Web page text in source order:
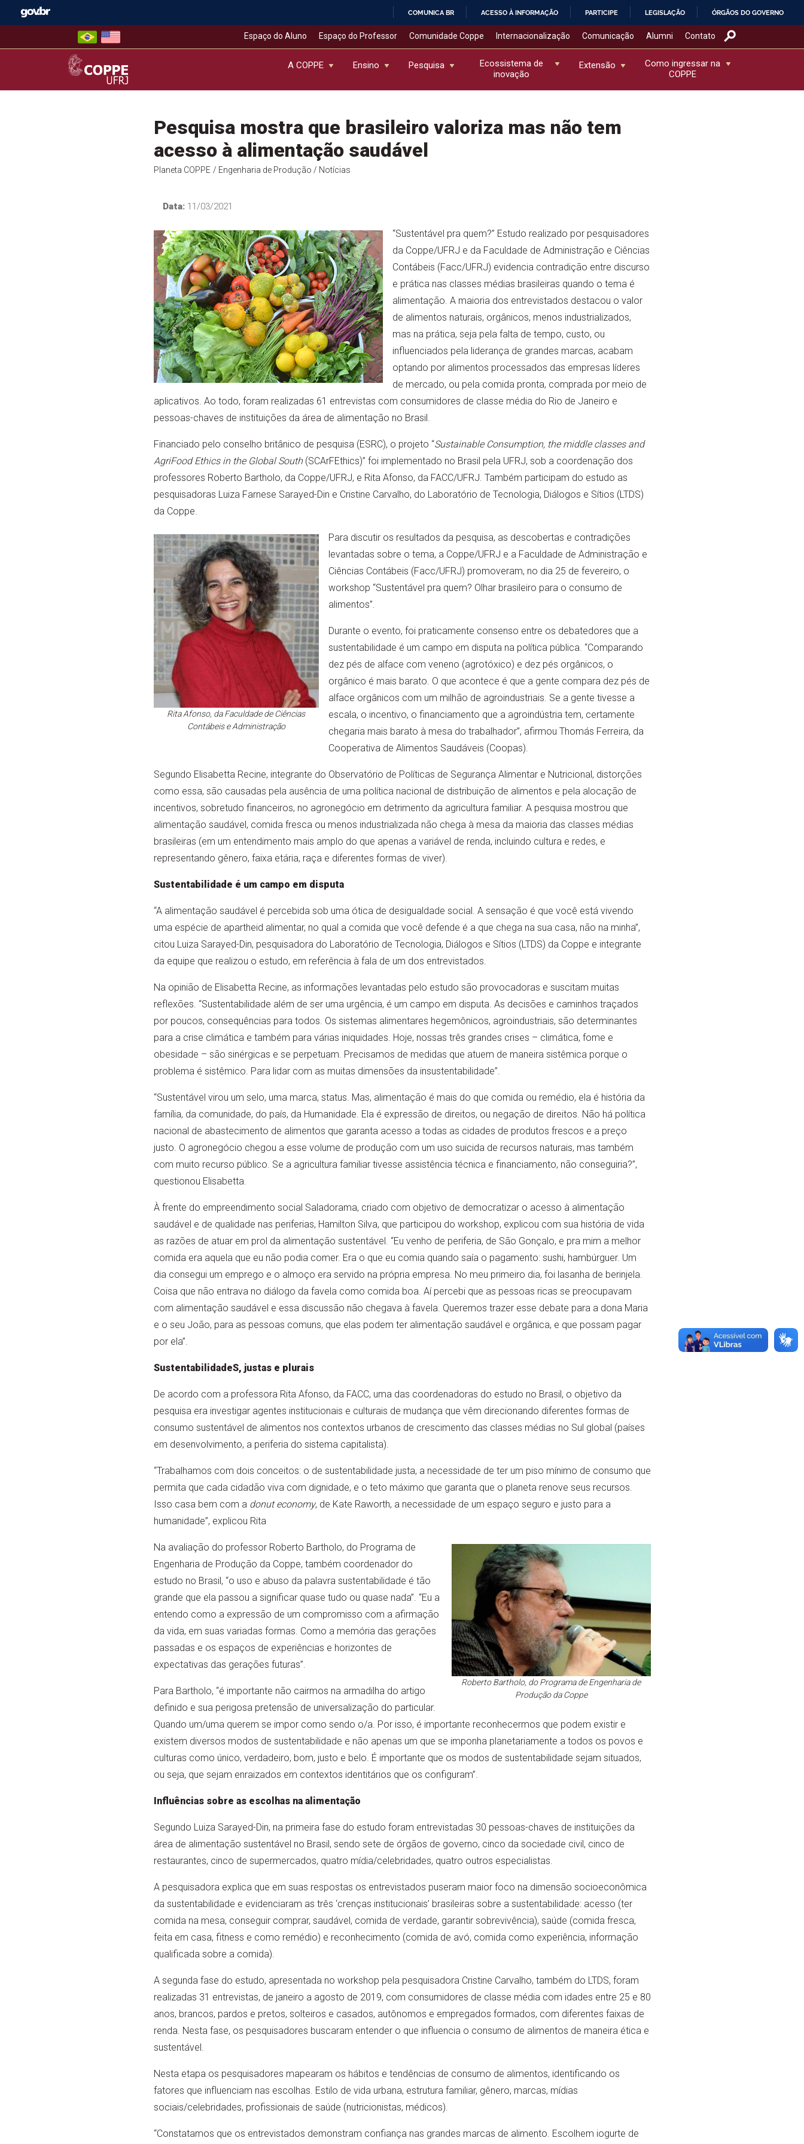
COMUNICA BR ACESSO À INFORMAÇÃO PARTICIPE LEGISLAÇÃO ÓRGÃOS DO GOVERNO
Espaço do Aluno Espaço do Professor Comunidade Coppe Internacionalização Comunicação Alumni Contato
COPPE – UFRJ
A COPPE Ensino Pesquisa
Ecossistema de
inovação
Extensão
Como ingressar na
COPPE
Pesquisa mostra que brasileiro valoriza mas não tem
acesso à alimentação saudável
Planeta COPPE / Engenharia de Produção / Notícias
Data:11/03/2021
“Sustentável pra quem?” Estudo realizado por pesquisadores
da Coppe/UFRJ e da Faculdade de Administração e Ciências
Contábeis (Facc/UFRJ) evidencia contradição entre discurso
e prática nas classes médias brasileiras quando o tema é
alimentação. A maioria dos entrevistados destacou o valor
de alimentos naturais, orgânicos, menos industrializados,
mas na prática, seja pela falta de tempo, custo, ou
influenciados pela liderança de grandes marcas, acabam
optando por alimentos processados das empresas líderes
de mercado, ou pela comida pronta, comprada por meio de
aplicativos. Ao todo, foram realizadas 61 entrevistas com consumidores de classe média do Rio de Janeiro e
pessoas-chaves de instituições da área de alimentação no Brasil.
Financiado pelo conselho britânico de pesquisa (ESRC), o projeto “Sustainable Consumption, the middle classes and
AgriFood Ethics in the Global South(SCArFEthics)” foi implementado no Brasil pela UFRJ, sob a coordenação dos
professores Roberto Bartholo, da Coppe/UFRJ, e Rita Afonso, da FACC/UFRJ. Também participam do estudo as
pesquisadoras Luiza Farnese Sarayed-Din e Cristine Carvalho, do Laboratório de Tecnologia, Diálogos e Sítios (LTDS)
da Coppe.
Rita Afonso, da Faculdade de Ciências
Contábeis e Administração
Para discutir os resultados da pesquisa, as descobertas e contradições
levantadas sobre o tema, a Coppe/UFRJ e a Faculdade de Administração e
Ciências Contábeis (Facc/UFRJ) promoveram, no dia 25 de fevereiro, o
workshop “Sustentável pra quem? Olhar brasileiro para o consumo de
alimentos”.
Durante o evento, foi praticamente consenso entre os debatedores que a
sustentabilidade é um campo em disputa na política pública. “Comparando
dez pés de alface com veneno (agrotóxico) e dez pés orgânicos, o
orgânico é mais barato. O que acontece é que a gente compara dez pés de
alface orgânicos com um milhão de agroindustriais. Se a gente tivesse a
escala, o incentivo, o financiamento que a agroindústria tem, certamente
chegaria mais barato à mesa do trabalhador”, afirmou Thomás Ferreira, da
Cooperativa de Alimentos Saudáveis (Coopas).
Segundo Elisabetta Recine, integrante do Observatório de Políticas de Segurança Alimentar e Nutricional, distorções
como essa, são causadas pela ausência de uma política nacional de distribuição de alimentos e pela alocação de
incentivos, sobretudo financeiros, no agronegócio em detrimento da agricultura familiar. A pesquisa mostrou que
alimentação saudável, comida fresca ou menos industrializada não chega à mesa da maioria das classes médias
brasileiras (em um entendimento mais amplo do que apenas a variável de renda, incluindo cultura e redes, e
representando gênero, faixa etária, raça e diferentes formas de viver).
Sustentabilidade é um campo em disputa
“A alimentação saudável é percebida sob uma ótica de desigualdade social. A sensação é que você está vivendo
uma espécie de apartheid alimentar, no qual a comida que você defende é a que chega na sua casa, não na minha”,
citou Luiza Sarayed-Din, pesquisadora do Laboratório de Tecnologia, Diálogos e Sítios (LTDS) da Coppe e integrante
da equipe que realizou o estudo, em referência à fala de um dos entrevistados.
Na opinião de Elisabetta Recine, as informações levantadas pelo estudo são provocadoras e suscitam muitas
reflexões. “Sustentabilidade além de ser uma urgência, é um campo em disputa. As decisões e caminhos traçados
por poucos, consequências para todos. Os sistemas alimentares hegemônicos, agroindustriais, são determinantes
para a crise climática e também para várias iniquidades. Hoje, nossas três grandes crises – climática, fome e
obesidade – são sinérgicas e se perpetuam. Precisamos de medidas que atuem de maneira sistêmica porque o
problema é sistêmico. Para lidar com as muitas dimensões da insustentabilidade”.
“Sustentável virou um selo, uma marca, status. Mas, alimentação é mais do que comida ou remédio, ela é história da
família, da comunidade, do país, da Humanidade. Ela é expressão de direitos, ou negação de direitos. Não há política
nacional de abastecimento de alimentos que garanta acesso a todas as cidades de produtos frescos e a preço
justo. O agronegócio chegou a esse volume de produção com um uso suicida de recursos naturais, mas também
com muito recurso público. Se a agricultura familiar tivesse assistência técnica e financiamento, não conseguiria?”,
questionou Elisabetta.
À frente do empreendimento social Saladorama, criado com objetivo de democratizar o acesso à alimentação
saudável e de qualidade nas periferias, Hamilton Silva, que participou do workshop, explicou com sua história de vida
as razões de atuar em prol da alimentação sustentável. “Eu venho de periferia, de São Gonçalo, e pra mim a melhor
comida era aquela que eu não podia comer. Era o que eu comia quando saía o pagamento: sushi, hambúrguer. Um
dia consegui um emprego e o almoço era servido na própria empresa. No meu primeiro dia, foi lasanha de berinjela.
Coisa que não entrava no diálogo da favela como comida boa. Aí percebi que as pessoas ricas se preocupavam
com alimentação saudável e essa discussão não chegava à favela. Queremos trazer esse debate para a dona Maria
e o seu João, para as pessoas comuns, que elas podem ter alimentação saudável e orgânica, e que possam pagar
por ela”.
SustentabilidadeS, justas e plurais
De acordo com a professora Rita Afonso, da FACC, uma das coordenadoras do estudo no Brasil, o objetivo da
pesquisa era investigar agentes institucionais e culturais de mudança que vêm direcionando diferentes formas de
consumo sustentável de alimentos nos contextos urbanos de crescimento das classes médias no Sul global (países
em desenvolvimento, a periferia do sistema capitalista).
“Trabalhamos com dois conceitos: o de sustentabilidade justa, a necessidade de ter um piso mínimo de consumo que
permita que cada cidadão viva com dignidade, e o teto máximo que garanta que o planeta renove seus recursos.
Isso casa bem com a donut economy, de Kate Raworth, a necessidade de um espaço seguro e justo para a
humanidade”, explicou Rita
Roberto Bartholo, do Programa de Engenharia de
Produção da Coppe
Na avaliação do professor Roberto Bartholo, do Programa de
Engenharia de Produção da Coppe, também coordenador do
estudo no Brasil, “o uso e abuso da palavra sustentabilidade é tão
grande que ela passou a significar quase tudo ou quase nada”. “Eu a
entendo como a expressão de um compromisso com a afirmação
da vida, em suas variadas formas. Como a memória das gerações
passadas e os espaços de experiências e horizontes de
expectativas das gerações futuras”.
Para Bartholo, “é importante não cairmos na armadilha do artigo
definido e sua perigosa pretensão de universalização do particular.
Quando um/uma querem se impor como sendo o/a. Por isso, é importante reconhecermos que podem existir e
existem diversos modos de sustentabilidade e não apenas um que se imponha planetariamente a todos os povos e
culturas como único, verdadeiro, bom, justo e belo. É importante que os modos de sustentabilidade sejam situados,
ou seja, que sejam enraizados em contextos identitários que os configuram”.
Influências sobre as escolhas na alimentação
Segundo Luiza Sarayed-Din, na primeira fase do estudo foram entrevistadas 30 pessoas-chaves de instituições da
área de alimentação sustentável no Brasil, sendo sete de órgãos de governo, cinco da sociedade civil, cinco de
restaurantes, cinco de supermercados, quatro mídia/celebridades, quatro outros especialistas.
A pesquisadora explica que em suas respostas os entrevistados puseram maior foco na dimensão socioeconômica
da sustentabilidade e evidenciaram as três ‘crenças institucionais’ brasileiras sobre a sustentabilidade: acesso (ter
comida na mesa, conseguir comprar, saudável, comida de verdade, garantir sobrevivência), saúde (comida fresca,
feita em casa, fitness e como remédio) e reconhecimento (comida de avó, comida como experiência, informação
qualificada sobre a comida).
A segunda fase do estudo, apresentada no workshop pela pesquisadora Cristine Carvalho, também do LTDS, foram
realizadas 31 entrevistas, de janeiro a agosto de 2019, com consumidores de classe média com idades entre 25 e 80
anos, brancos, pardos e pretos, solteiros e casados, autônomos e empregados formados, com diferentes faixas de
renda. Nesta fase, os pesquisadores buscaram entender o que influencia o consumo de alimentos de maneira ética e
sustentável.
Nesta etapa os pesquisadores mapearam os hábitos e tendências de consumo de alimentos, identificando os
fatores que influenciam nas escolhas. Estilo de vida urbana, estrutura familiar, gênero, marcas, mídias
sociais/celebridades, profissionais de saúde (nutricionistas, médicos).
“Constatamos que os entrevistados demonstram confiança nas grandes marcas de alimento. Escolhem iogurte de